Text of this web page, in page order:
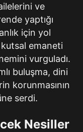
ve
yaptığı
için yol
emaneti
vurguladı.
buluşma, dini
korunmasının
serdi.
Nesiller